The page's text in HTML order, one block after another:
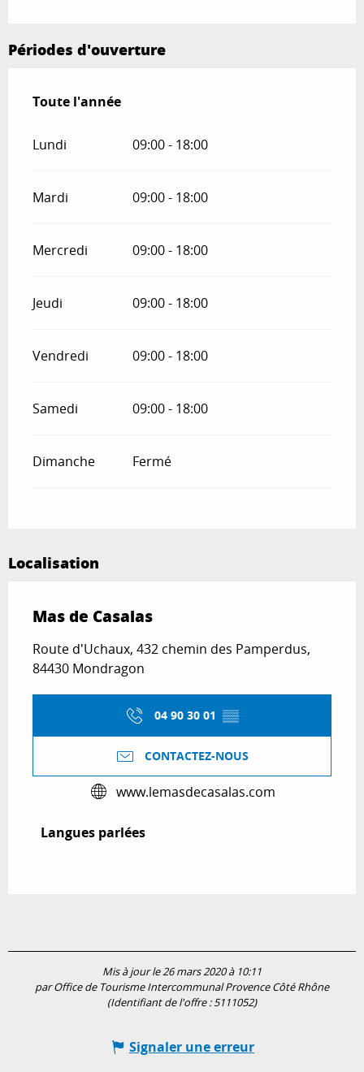
Périodes d'ouverture
Toute l'année
Toute l'année
Lundi 09:00 - 18:00
Mardi 09:00 - 18:00
Mercredi 09:00 - 18:00
Jeudi 09:00 - 18:00
Vendredi 09:00 - 18:00
Samedi 09:00 - 18:00
Dimanche Fermé
Localisation
Mas de Casalas
Route d'Uchaux, 432 chemin des Pamperdus,
84430 Mondragon
04 90 30 01 ▒▒
CONTACTEZ-NOUS
www.lemasdecasalas.com
Langues parlées
Langues parlées
Mis à jour le 26 mars 2020 à 10:11
par Office de Tourisme Intercommunal Provence Côté Rhône
(Identifiant de l'offre :5111052)
Signaler une erreur